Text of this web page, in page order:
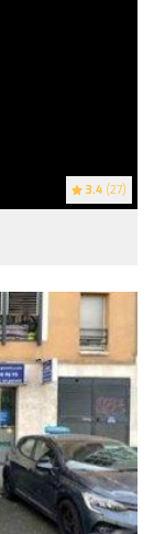
3.4 (27)